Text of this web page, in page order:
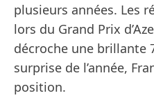
plusieurs années. Les
lors du Grand Prix
décroche une brillante
surprise de l’année,
position.